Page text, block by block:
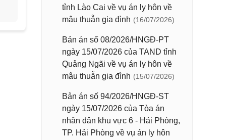
tỉnh Lào Cai về vụ án ly hôn về
mâu thuẫn gia đình (16/07/2026)
Bản án số 08/2026/HNGĐ-PT
ngày 15/07/2026 của TAND tỉnh
Quảng Ngãi về vụ án ly hôn về
mâu thuẫn gia đình (15/07/2026)
Bản án số 94/2026/HNGĐ-ST
ngày 15/07/2026 của Tòa án
nhân dân khu vực 6 - Hải Phòng,
TP. Hải Phòng về vụ án ly hôn